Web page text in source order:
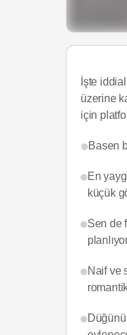
İşte
üzerine
için
Basen
En
küçük
Sen de
Naif ve